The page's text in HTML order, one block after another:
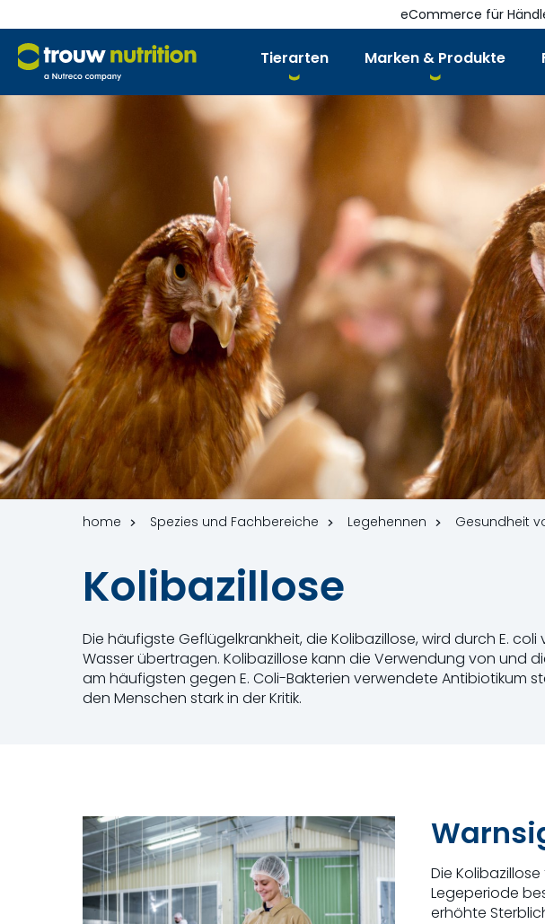
Tierarten Marken & Produkte
eCommerce für
home Spezies und Fachbereiche Legehennen Gesundheit
Kolibazillose
Die häufigste Geflügelkrankheit, die Kolibazillose, wird durch E.
Wasser übertragen. Kolibazillose kann die Verwendung von und
am häufigsten gegen E. Coli-Bakterien verwendete Antibiotikum
den Menschen stark in der Kritik.
Die
Legeperiode
erhöhte